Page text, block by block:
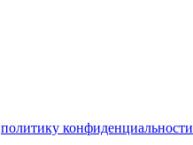
политику конфиденциальности